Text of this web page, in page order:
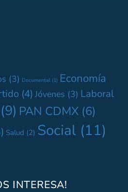
(3) Documental (1) Economía
(4) Jóvenes (3) Laboral
(9) PAN CDMX (6)
Salud (2) Social (11)
INTERESA!